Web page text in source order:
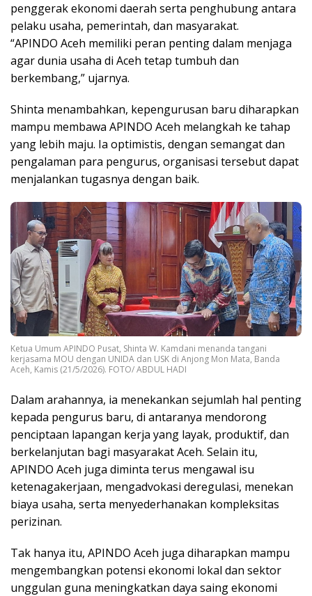
penggerak ekonomi daerah serta penghubung antara
pelaku usaha, pemerintah, dan masyarakat.
“APINDO Aceh memiliki peran penting dalam menjaga
agar dunia usaha di Aceh tetap tumbuh dan
berkembang,” ujarnya.
Shinta menambahkan, kepengurusan baru diharapkan
mampu membawa APINDO Aceh melangkah ke tahap
yang lebih maju. Ia optimistis, dengan semangat dan
pengalaman para pengurus, organisasi tersebut dapat
menjalankan tugasnya dengan baik.
Ketua Umum APINDO Pusat, Shinta W. Kamdani menanda tangani
kerjasama MOU dengan UNIDA dan USK di Anjong Mon Mata, Banda
Aceh, Kamis (21/5/2026). FOTO/ ABDUL HADI
Dalam arahannya, ia menekankan sejumlah hal penting
kepada pengurus baru, di antaranya mendorong
penciptaan lapangan kerja yang layak, produktif, dan
berkelanjutan bagi masyarakat Aceh. Selain itu,
APINDO Aceh juga diminta terus mengawal isu
ketenagakerjaan, mengadvokasi deregulasi, menekan
biaya usaha, serta menyederhanakan kompleksitas
perizinan.
Tak hanya itu, APINDO Aceh juga diharapkan mampu
mengembangkan potensi ekonomi lokal dan sektor
unggulan guna meningkatkan daya saing ekonomi